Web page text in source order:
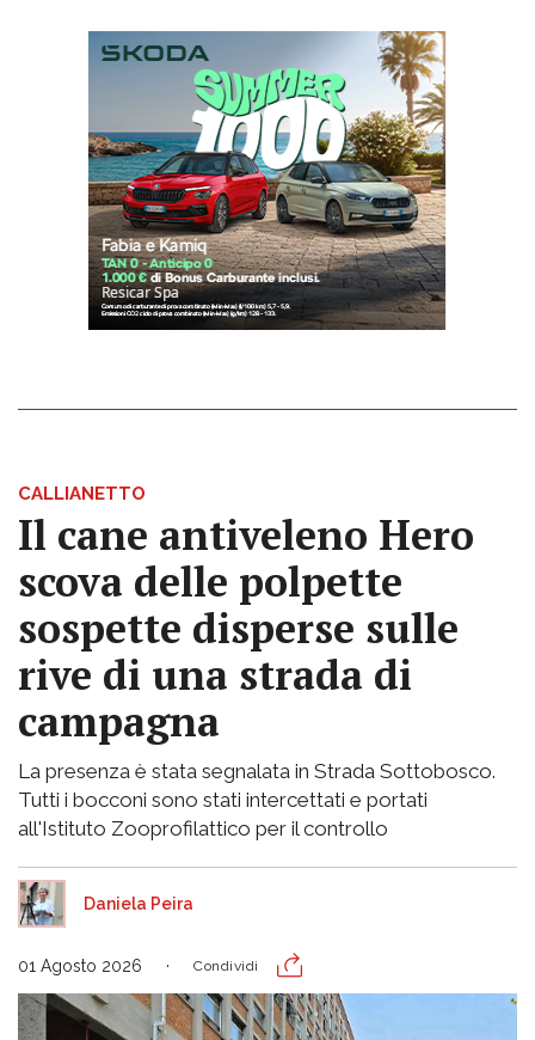
CALLIANETTO
Il cane antiveleno Hero
scova delle polpette
sospette disperse sulle
rive di una strada di
campagna
La presenza è stata segnalata in Strada Sottobosco.
Tutti i bocconi sono stati intercettati e portati
all'Istituto Zooprofilattico per il controllo
Daniela Peira
01 Agosto 2026 Condividi